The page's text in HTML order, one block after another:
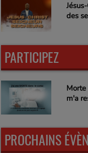
des
PARTICIPEZ
Morte
m'a
PROCHAINS